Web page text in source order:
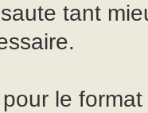
tant
le